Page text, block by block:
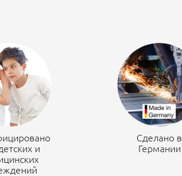
и
Сделано в
Германии